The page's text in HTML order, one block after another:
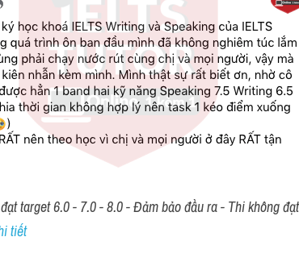
target 6.0 - 7.0 - 8.0 - Đảm bảo đầu ra - Thi không
tiết